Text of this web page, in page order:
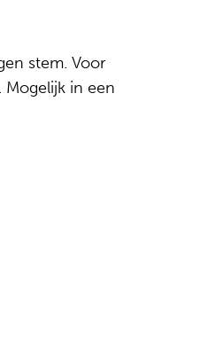
stem. Voor
Mogelijk in een